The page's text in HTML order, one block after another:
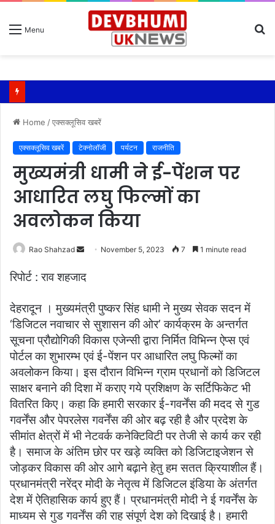
Menu
Home /एक्सक्लूसिव खबरें
एक्सक्लूसिव खबरें टेक्नोलॉजी पर्यटन राजनीति
मुख्यमंत्री धामी ने ई-पेंशन पर
आधारित लघु फिल्मों का
अवलोकन किया
Rao Shahzad
Send
email
November 5, 2023 7 1 minute read
रिपोर्ट : राव शहजाद
देहरादून । मुख्यमंत्री पुष्कर सिंह धामी ने मुख्य सेवक सदन में
‘डिजिटल नवाचार से सुशासन की ओर’ कार्यक्रम के अन्तर्गत
सूचना प्रौद्योगिकी विकास एजेन्सी द्वारा निर्मित विभिन्न ऐप्स एवं
पोर्टल का शुभारम्भ एवं ई-पेंशन पर आधारित लघु फिल्मों का
अवलोकन किया। इस दौरान विभिन्न ग्राम प्रधानों को डिजिटल
साक्षर बनाने की दिशा में कराए गये प्रशिक्षण के सर्टिफिकेट भी
वितरित किए। कहा कि हमारी सरकार ई-गवर्नेंस की मदद से गुड
गवर्नेंस और पेपरलेस गवर्नेंस की ओर बढ़ रही है और प्रदेश के
सीमांत क्षेत्रों में भी नेटवर्क कनेक्टिविटी पर तेजी से कार्य कर रही
है। समाज के अंतिम छोर पर खड़े व्यक्ति को डिजिटाइजेशन से
जोड़कर विकास की ओर आगे बढ़ाने हेतु हम सतत क्रियाशील हैं।
प्रधानमंत्री नरेंद्र मोदी के नेतृत्व में डिजिटल इंडिया के अंतर्गत
देश में ऐतिहासिक कार्य हुए हैं। प्रधानमंत्री मोदी ने ई गवर्नेंस के
माध्यम से गुड गवर्नेंस की राह संपूर्ण देश को दिखाई है। हमारी